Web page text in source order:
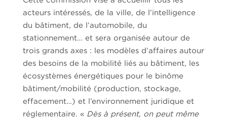
acteurs intéressés, de la ville, de l’intelligence
du bâtiment, de l’automobile, du
stationnement… et sera organisée autour de
trois grands axes : les modèles d’affaires autour
des besoins de la mobilité liés au bâtiment, les
écosystèmes énergétiques pour le binôme
bâtiment/mobilité (production, stockage,
effacement…) et l’environnement juridique et
réglementaire. « Dès à présent, on peut même